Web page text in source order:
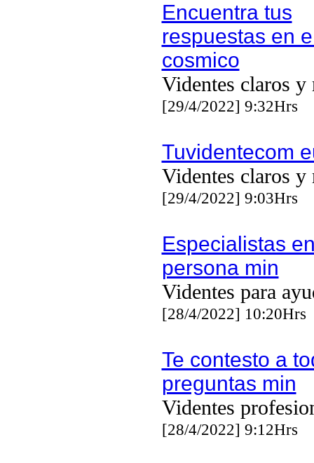
Encuentra tus
respuestas en
cosmico
Videntes claros y
[29/4/2022] 9:32Hrs
Tuvidentecom
Videntes claros y
[29/4/2022] 9:03Hrs
Especialistas
persona min
Videntes para
[28/4/2022] 10:20Hrs
Te contesto a
preguntas min
Videntes
[28/4/2022] 9:12Hrs